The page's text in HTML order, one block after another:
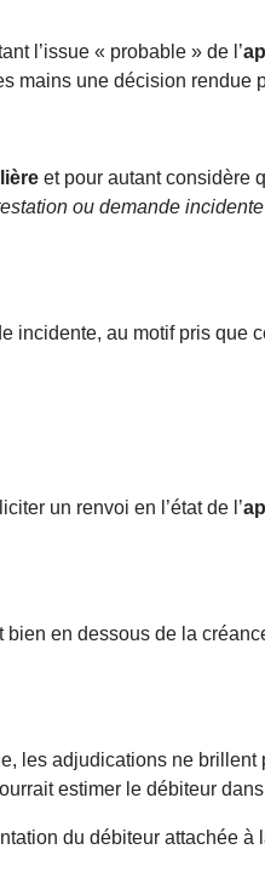
l’issue « probable » de l’
mains une décision rendue
et pour autant considère
ou demande
incidente, au motif pris que
un renvoi en l’état de l’
en dessous de la
les adjudications ne
estimer le débiteur
du débiteur attachée